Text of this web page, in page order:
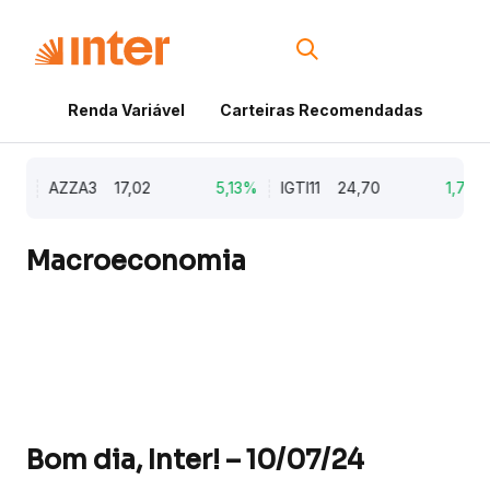
Renda Variável Carteiras Recomendadas
AZZA3 17,02 5,13% IGTI11 24,70 1,77%
Macroeconomia
Bom dia, Inter! – 10/07/24